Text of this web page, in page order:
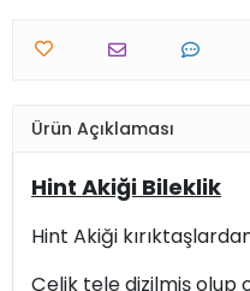
Ürün Açıklaması
Hint Akiği Bileklik
Hint Akiği
Çelik tele dizilmiş olup